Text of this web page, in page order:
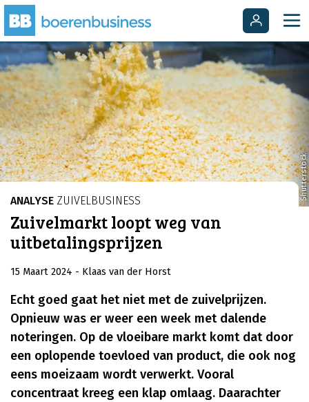
Shutterstock
ANALYSE ZUIVELBUSINESS
Zuivelmarkt loopt weg van
uitbetalingsprijzen
15 Maart 2024 - Klaas van der Horst
Echt goed gaat het niet met de zuivelprijzen.
Opnieuw was er weer een week met dalende
noteringen. Op de vloeibare markt komt dat door
een oplopende toevloed van product, die ook nog
eens moeizaam wordt verwerkt. Vooral
concentraat kreeg een klap omlaag. Daarachter